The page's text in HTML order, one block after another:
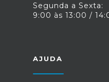
Segunda a Sexta:
9:00 às 13:00 /
AJUDA